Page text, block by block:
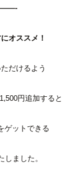
オススメ！
だけるよう
円追加すると
ゲットできる
ました。